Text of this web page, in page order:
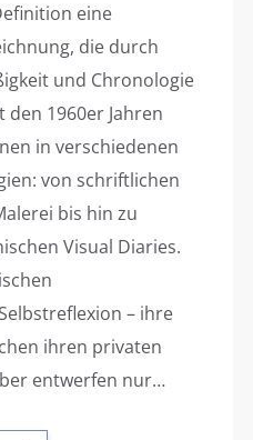
eine
die durch
und Chronologie
den 1960er Jahren
in verschiedenen
von schriftlichen
bis hin zu
Visual Diaries.
– ihre
ihren privaten
entwerfen nur…